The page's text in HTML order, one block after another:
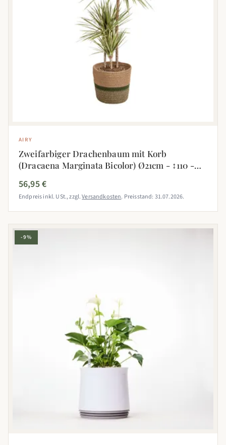
AIRY
Zweifarbiger Drachenbaum mit Korb
(Dracaena Marginata Bicolor) Ø21cm - ↕110 -
56,95 €
Endpreis inkl. USt., zzgl.Versandkosten. Preisstand: 31.07.2026.
-9%